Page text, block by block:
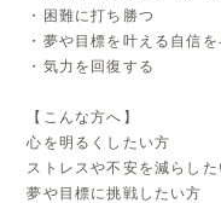
・困難に打ち勝つ
・夢や目標を叶える自信を
・気力を回復する
【こんな方へ】
心を明るくしたい方
ストレスや不安を減らした
夢や目標に挑戦したい方